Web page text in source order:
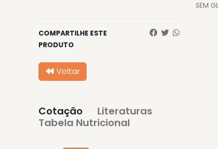
SEM
COMPARTILHE ESTE
PRODUTO
Voltar
Cotação
Literaturas
Tabela Nutricional